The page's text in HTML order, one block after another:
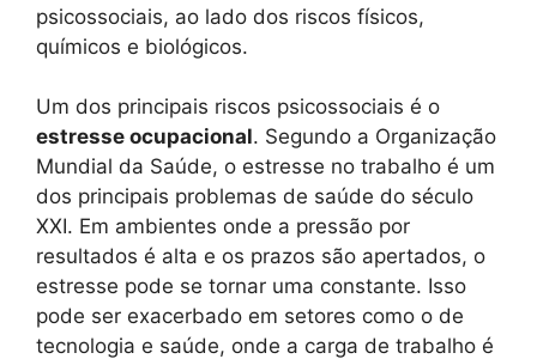
psicossociais, ao lado dos riscos físicos,
químicos e biológicos.
Um dos principais riscos psicossociais é o
estresse ocupacional. Segundo a Organização
Mundial da Saúde, o estresse no trabalho é um
dos principais problemas de saúde do século
XXI. Em ambientes onde a pressão por
resultados é alta e os prazos são apertados, o
estresse pode se tornar uma constante. Isso
pode ser exacerbado em setores como o de
tecnologia e saúde, onde a carga de trabalho é